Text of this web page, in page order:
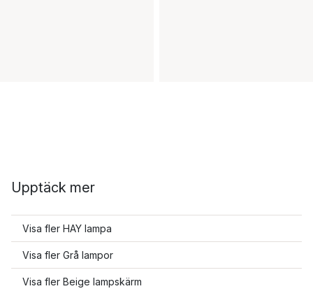
Upptäck mer
Visa fler HAY lampa
Visa fler Grå lampor
Visa fler Beige lampskärm